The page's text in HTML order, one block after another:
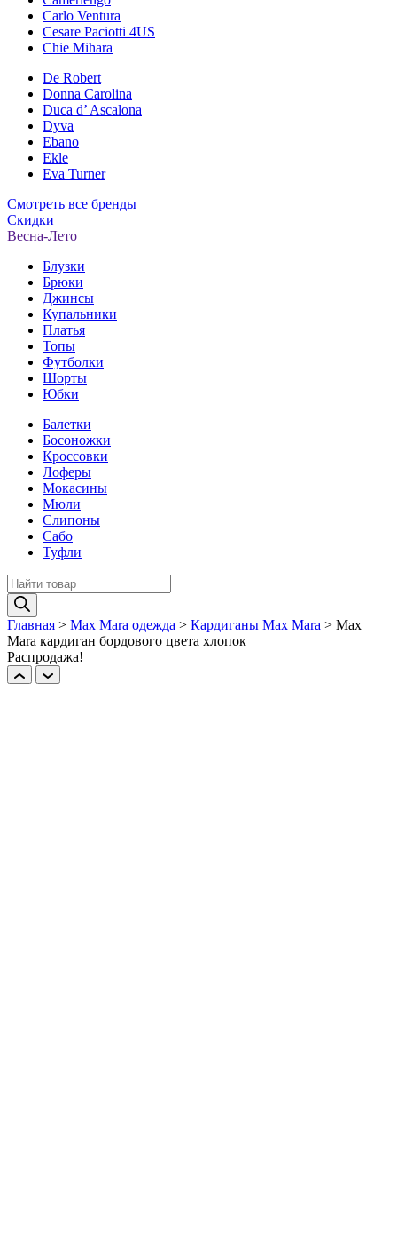
Carlo Ventura
Cesare Paciotti 4US
Chie Mihara
De Robert
Donna Carolina
Duca d’ Ascalona
Dyva
Ebano
Ekle
Eva Turner
Смотреть все бренды
Скидки
Весна-Лето
Блузки
Брюки
Джинсы
Купальники
Платья
Топы
Футболки
Шорты
Юбки
Балетки
Босоножки
Кроссовки
Лоферы
Мокасины
Мюли
Слипоны
Сабо
Туфли
Поиск
товаров
Главная > Max Mara одежда > Кардиганы Max Mara > Max
Mara кардиган бордового цвета хлопок
Распродажа!